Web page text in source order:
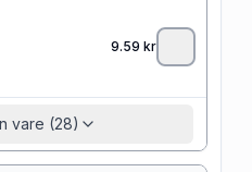
9.59 kr
vare (28)